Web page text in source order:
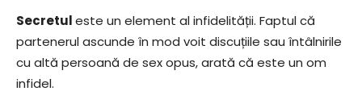
Secretuleste un element al infidelității. Faptul că
partenerul ascunde în mod voit discuțiile sau întâlnirile
cu altă persoană de sex opus, arată că este un om
infidel.